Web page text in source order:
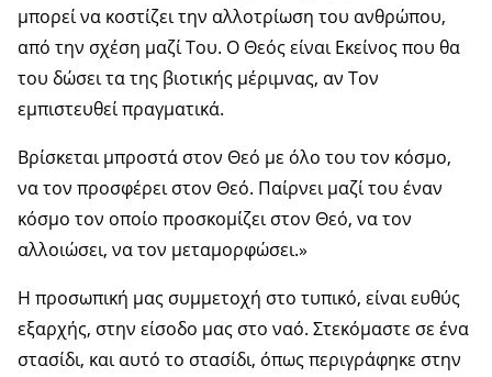
μπορεί να κοστίζει την αλλοτρίωση του ανθρώπου,
από την σχέση μαζί Του. Ο Θεός είναι Εκείνος που θα
του δώσει τα της βιοτικής μέριμνας, αν Τον
εμπιστευθεί πραγματικά.
Βρίσκεται μπροστά στον Θεό με όλο του τον κόσμο,
να τον προσφέρει στον Θεό. Παίρνει μαζί του έναν
κόσμο τον οποίο προσκομίζει στον Θεό, να τον
αλλοιώσει, να τον μεταμορφώσει.»
Η προσωπική μας συμμετοχή στο τυπικό, είναι ευθύς
εξαρχής, στην είσοδο μας στο ναό. Στεκόμαστε σε ένα
στασίδι, και αυτό το στασίδι, όπως περιγράφηκε στην